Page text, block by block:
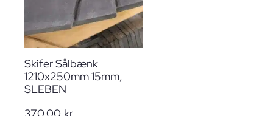
Skifer Sålbænk
1210x250mm 15mm,
SLEBEN